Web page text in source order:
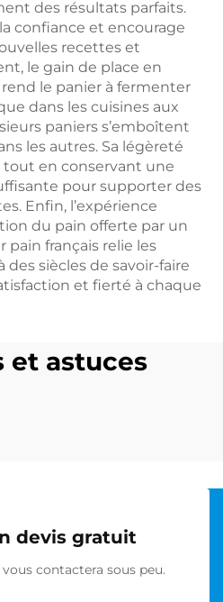
des résultats parfaits.
confiance et encourage
recettes et
le gain de place en
le panier à fermenter
dans les cuisines aux
paniers s’emboîtent
les autres. Sa légèreté
en conservant une
pour supporter des
Enfin, l’expérience
du pain offerte par un
français relie les
siècles de savoir-faire
et fierté à chaque
et astuces
devis gratuit
contactera sous peu.